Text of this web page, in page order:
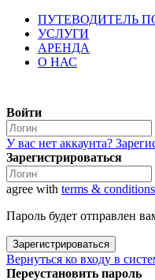
ПУТЕВОДИТЕЛЬ
УСЛУГИ
АРЕНДА
О НАС
Войти
У вас нет аккаунта?
Зарегистрироваться
agree with terms & conditions
Пароль будет отправлен
Зарегистрироваться
Вернуться ко входу в
Переустановить пароль